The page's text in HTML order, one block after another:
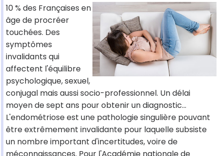
10 % des Françaises en
âge de procréer
touchées. Des
symptômes
invalidants qui
affectent l'équilibre
psychologique, sexuel,
conjugal mais aussi socio-professionnel. Un délai
moyen de sept ans pour obtenir un diagnostic...
L'endométriose est une pathologie singulière pouvant
être extrêmement invalidante pour laquelle subsiste
un nombre important d'incertitudes, voire de